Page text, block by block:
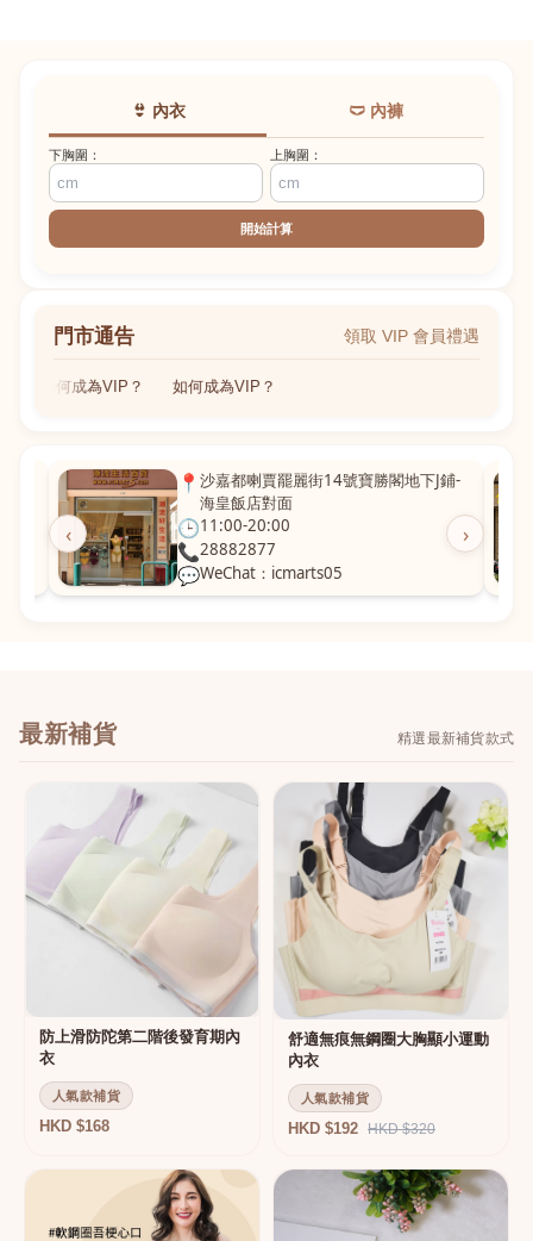
👙 內衣 🩲 內褲
下胸圍： 上胸圍：
開始計算
門市通告 領取 VIP 會員禮遇
如何成為VIP？ 如何成為VIP？
‹ ›
📍 沙嘉都喇賈罷麗街14號寶勝閣地下J鋪-
海皇飯店對面
🕒11:00-20:00
📞28882877
💬WeChat：icmarts05
最新補貨 精選最新補貨款式
防上滑防陀第二階後發育期內
衣
人氣款補貨
HKD $168
舒適無痕無鋼圈大胸顯小運動
內衣
人氣款補貨
HKD $192 HKD $320